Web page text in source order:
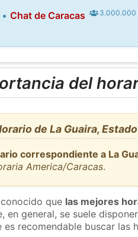
Chat de Caracas 3.000.000
del
de La Guaira,
correspondiente a La
America/Caracas.
que las mejores
en general, se suele
es recomendable buscar las